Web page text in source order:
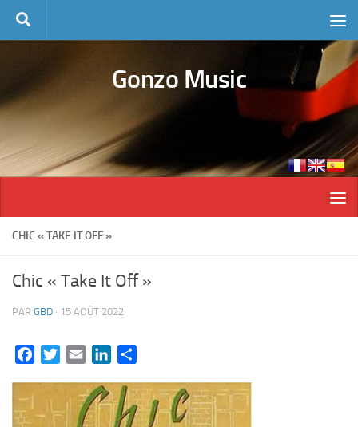
Skip to content
Gonzo Music
CHIC « TAKE IT OFF »
Chic « Take It Off »
PAR GBD · 15 AOÛT 2022
FacebookTwitterEmail LinkedIn